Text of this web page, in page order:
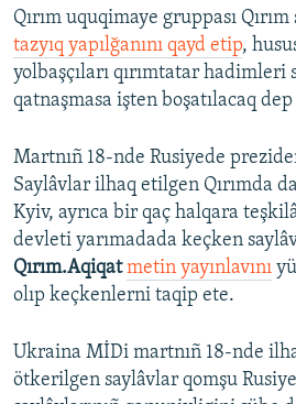
Українською
QOŞULIÑIZ!
RFE/RS bütün saytları
Qırım uquqimaye gruppası
tazyıq yapılğanını qayd etip,
yolbaşçıları qırımtatar hadimleri
qatnaşmasa işten boşatılacaq
Martnıñ 18-nde Rusiyede
Saylâvlar ilhaq etilgen Qırımda
Kyiv, ayrıca bir qaç halqara
devleti yarımadada keçken
Qırım.Aqiqatmetin yayınlavını
olıp keçkenlerni taqip ete.
Ukraina MİDi martnıñ 18-nde
ötkerilgen saylâvlar qomşu